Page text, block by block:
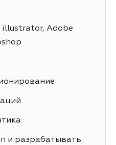
illustrator, Adobe
и разрабатывать